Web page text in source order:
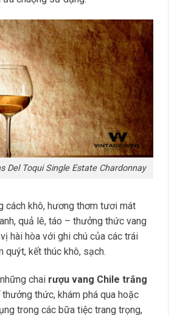
Del Toqui Single Estate Chardonnay
cách khô, hương thơm tươi mát
quả lê, táo – thưởng thức vang
hài hòa với ghi chú của các trái
quýt, kết thúc khô, sạch.
chai rượu vang Chile trắng
thức, khám phá qua hoặc
trong các bữa tiệc trang trọng,